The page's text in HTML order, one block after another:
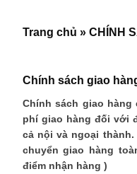
Chính sách giao
Chính sách giao hàng
phí giao hàng đối với
cả nội và ngoại
chuyển giao hàng
điểm nhận hàng )
Trang chủ » CHÍNH